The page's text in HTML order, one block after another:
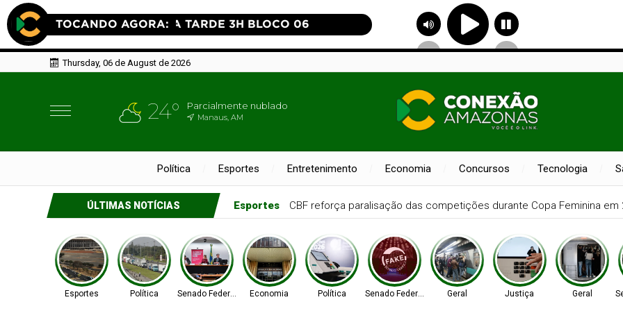
Thursday, 06 de August de 2026
24° Parcialmente nublado
Manaus, AM
Política Esportes Entretenimento Economia Concursos Tecnologia
ÚLTIMAS NOTÍCIAS Política Lei garante frete mínimo no transporte de cargas; saiba o que muda
Esportes Política Senado Federal Economia Política Senado Federal Geral Justiça Geral